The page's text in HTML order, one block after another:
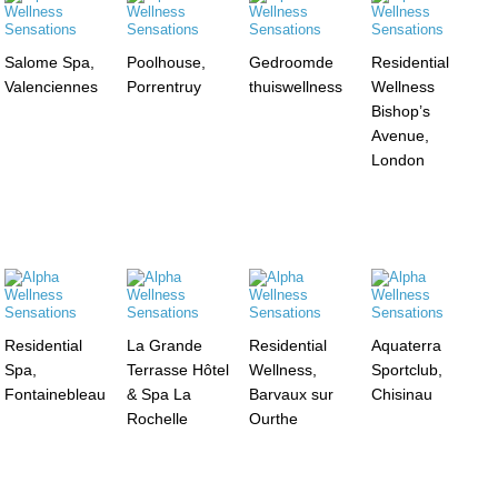
Salome Spa,
Valenciennes
Poolhouse,
Porrentruy
Gedroomde
thuiswellness
Residential
Wellness
Bishop’s
Avenue,
London
Residential
Spa,
Fontainebleau
La Grande
Terrasse Hôtel
& Spa La
Rochelle
Residential
Wellness,
Barvaux sur
Ourthe
Aquaterra
Sportclub,
Chisinau